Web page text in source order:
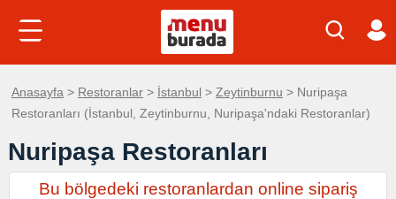
Anasayfa > Restoranlar > İstanbul > Zeytinburnu > Nuripaşa
Restoranları (İstanbul, Zeytinburnu, Nuripaşa'ndaki Restoranlar)
Nuripaşa Restoranları
Bu bölgedeki restoranlardan online sipariş